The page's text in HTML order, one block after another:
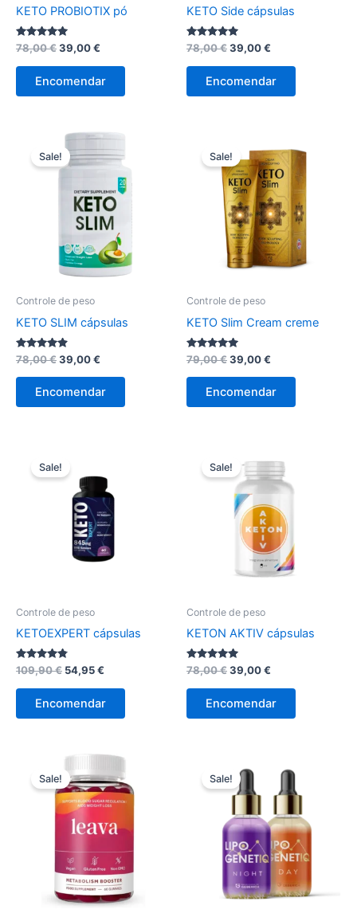
KETO PROBIOTIX pó
Avaliação
5.00
de 5
78,00€O
original
era:
39,00€
é:
Encomendar
KETO Side cápsulas
Avaliação
4.83
de 5
78,00€O
original
era:
39,00€
é:
Encomendar
Sale!
Controle de peso
KETO SLIM cápsulas
Avaliação
4.75
de 5
78,00€O
original
era:
39,00€
é:
Encomendar
Sale!
Controle de peso
KETO Slim Cream creme
Avaliação
5.00
de 5
79,00€O
original
era:
39,00€
é:
Encomendar
Sale!
Controle de peso
KETOEXPERT cápsulas
Avaliação
4.67
de 5
109,90€ O
original
era:
54,95€
Encomendar
Sale!
Controle de peso
KETON AKTIV cápsulas
Avaliação
5.00
de 5
78,00€O
original
era:
39,00€
é:
Encomendar
Sale! Sale!